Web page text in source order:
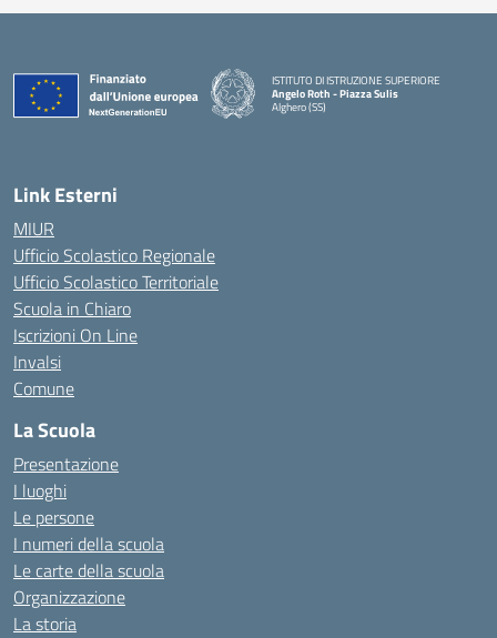
ISTITUTO DI ISTRUZIONE SUPERIORE
Angelo Roth - Piazza Sulis
Alghero (SS)
— Visita la pagina iniziale della scuola
Link Esterni
MIUR
Ufficio Scolastico Regionale
Ufficio Scolastico Territoriale
Scuola in Chiaro
Iscrizioni On Line
Invalsi
Comune
La Scuola
Presentazione
I luoghi
Le persone
I numeri della scuola
Le carte della scuola
Organizzazione
La storia